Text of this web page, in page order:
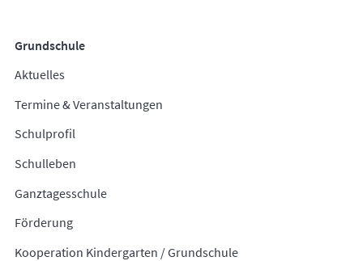
Grundschule
Aktuelles
Termine & Veranstaltungen
Schulprofil
Schulleben
Ganztagesschule
Förderung
Kooperation Kindergarten / Grundschule